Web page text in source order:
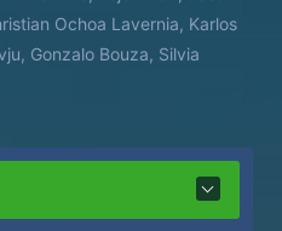
engaño y supervivencia.
Ochoa Lavernia, Karlos
Gonzalo Bouza, Silvia